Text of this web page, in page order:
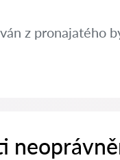
z pronajatého